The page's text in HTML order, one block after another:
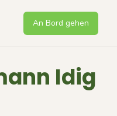
An Bord gehen
Idig